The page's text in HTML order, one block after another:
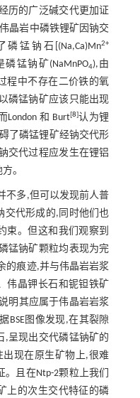
历的广泛碱交代更加证
晶岩中磷铁锂矿因钠交
锰钠石[(Na,Ca)Mn2+
磷锰钠矿(NaMnPO4),由
程中不存在二价铁的氧
磷锰钠矿应该只能出现
London 和 Burt[8]认为锂
了磷锰锂矿经钠交代形
交代过程应发生在锂铝
。
不多,但可以发现前人普
交代形成的,同时他们也
束。但这和我们观察到
锰钠矿颗粒均表现为完
的痕迹,并与伟晶岩岩浆
伟晶钾长石和铌钽铁矿
明其应属于伟晶岩岩浆
BSE图像发现,在其裂隙
,呈现出交代磷锰钠矿的
现在原生矿物上,很难
且在Ntp-2颗粒上我们
上的次生交代特征的磷